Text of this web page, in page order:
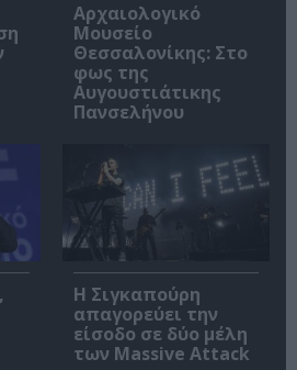
Αρχαιολογικό
Μουσείο
Θεσσαλονίκης: Στο
φως της
Αυγουστιάτικης
Πανσελήνου
Η Σιγκαπούρη
απαγορεύει την
είσοδο σε δύο μέλη
των Massive Attack